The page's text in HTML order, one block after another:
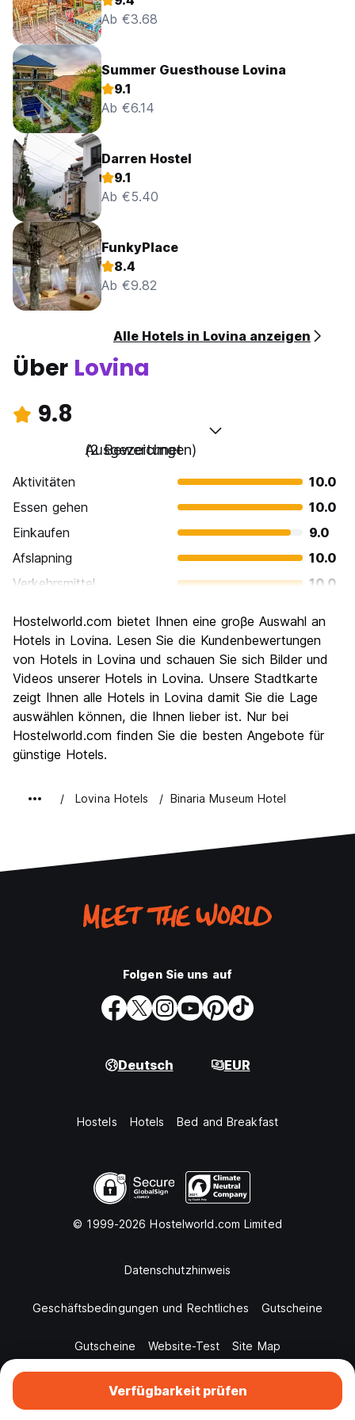
Verfügbarkeit prüfen
Ab €3.68
Summer Guesthouse Lovina
9.1
Ab €6.14
Darren Hostel
9.1
Ab €5.40
FunkyPlace
8.4
Ab €9.82
Alle Hotels in Lovina anzeigen
Über Lovina
9.8
Ausgezeichnet
(2 Bewertungen)
Aktivitäten
10.0
Essen gehen
10.0
Einkaufen
9.0
Afslapning
10.0
Verkehrsmittel
10.0
Kultur
10.0
Nachtleben / Party
10.0
Preis-Leistungsverhältnis
10.0
Hostelworld.com bietet Ihnen eine groβe Auswahl an
Hotels in Lovina. Lesen Sie die Kundenbewertungen
von Hotels in Lovina und schauen Sie sich Bilder und
Videos unserer Hotels in Lovina. Unsere Stadtkarte
zeigt Ihnen alle Hotels in Lovina damit Sie die Lage
auswählen können, die Ihnen lieber ist. Nur bei
Hostelworld.com finden Sie die besten Angebote für
günstige Hotels.
Lovina Hotels Binaria Museum Hotel
Folgen Sie uns auf
Deutsch EUR
Hostels Hotels Bed and Breakfast
© 1999-2026 Hostelworld.com Limited
Datenschutzhinweis
Geschäftsbedingungen und Rechtliches Gutscheine
Gutscheine Website-Test Site Map